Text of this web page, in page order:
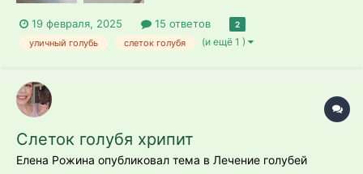
19 февраля, 2025 15 ответов 2
уличный голубь слеток голубя (и ещё 1 )
Слеток голубя хрипит
Елена Рожина опубликовал тема в Лечение голубей